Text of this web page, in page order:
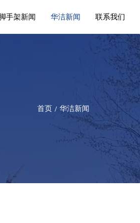
手架新闻 华洁新闻 联系我们
首页 / 华洁新闻